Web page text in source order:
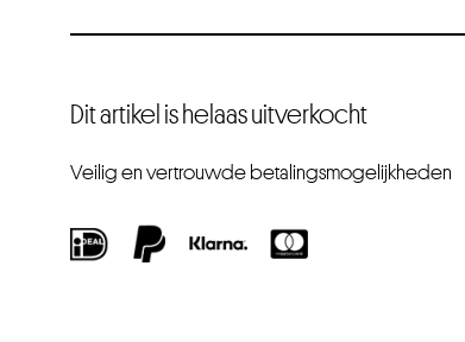
Dit artikel is helaas uitverkocht
Veilig en vertrouwde betalingsmogelijkheden